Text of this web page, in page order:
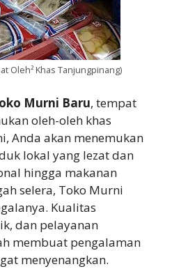
Oleh² Khas Tanjungpinang)
Murni Baru, tempat
oleh-oleh khas
Anda akan menemukan
lokal yang lezat dan
hingga makanan
selera, Toko Murni
Kualitas
dan pelayanan
membuat pengalaman
menyenangkan.